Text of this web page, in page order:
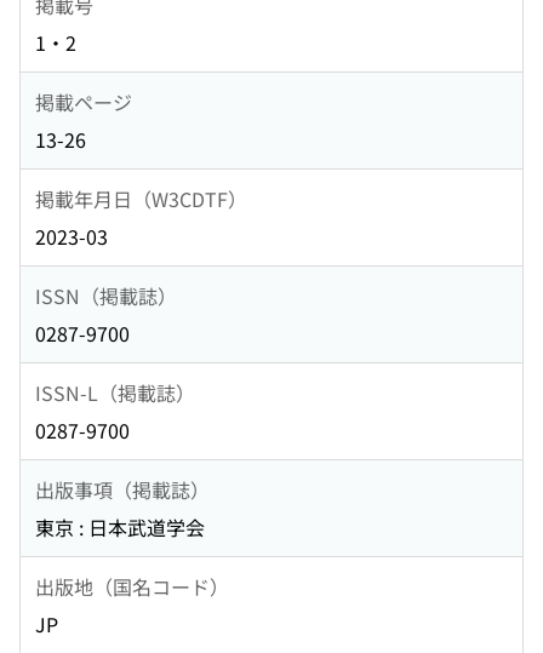
1・2
掲載ページ
13-26
掲載年月日（W3CDTF）
2023-03
ISSN（掲載誌）
0287-9700
ISSN-L（掲載誌）
0287-9700
出版事項（掲載誌）
東京 : 日本武道学会
出版地（国名コード）
JP